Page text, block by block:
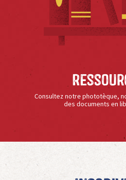
Consultez notre phototèque,
des documents en